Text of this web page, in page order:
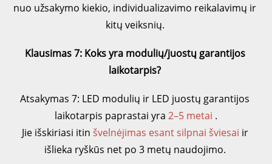
nuo užsakymo kiekio, individualizavimo reikalavimų ir
kitų veiksnių.
Klausimas 7: Koks yra modulių/juostų garantijos
laikotarpis?
Atsakymas 7: LED modulių ir LED juostų garantijos
laikotarpis paprastai yra 2–5 metai .
Jie išskiriasi itin švelnėjimas esant silpnai šviesai ir
išlieka ryškūs net po 3 metų naudojimo.